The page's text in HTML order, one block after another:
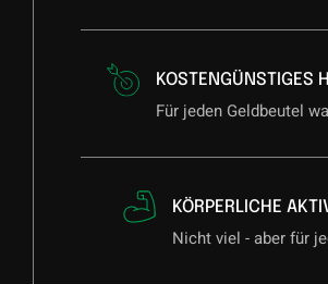
KOSTENGÜNSTIGES
Für jeden Geldbeutel
KÖRPERLICHE
Nicht viel - aber für